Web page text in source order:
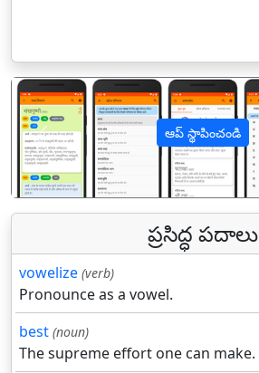
ఆప్ స్థాపించండి
पिछला
ప్రసిద్ధ పదాలు
vowelize (verb)
Pronounce as a vowel.
best (noun)
The supreme effort one can make.